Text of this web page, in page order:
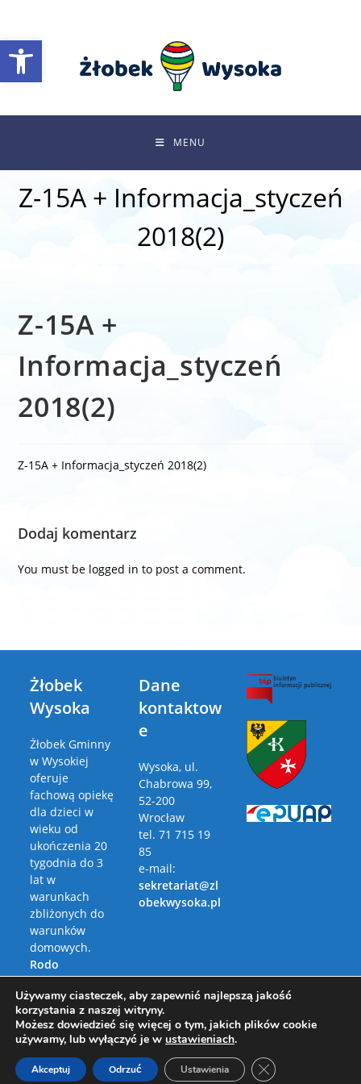
Otwórz pasek narzędzi
content
MENU
Z-15A + Informacja_styczeń
2018(2)
Z-15A +
Informacja_styczeń
2018(2)
Z-15A + Informacja_styczeń 2018(2)
Dodaj komentarz
You must be logged in to post a comment.
Żłobek
Wysoka
Żłobek Gminny
w Wysokiej
oferuje
fachową opiekę
dla dzieci w
wieku od
ukończenia 20
tygodnia do 3
lat w
warunkach
zbliżonych do
warunków
domowych.
Rodo
Polityka
Prywatności
Dane
kontaktow
e
Wysoka, ul.
Chabrowa 99,
52-200
Wrocław
tel. 71 715 19
85
e-mail:
sekretariat@zl
obekwysoka.pl
Copyright 2026 - Żłobek Gminny w Wysokiej
Używamy ciasteczek, aby zapewnić najlepszą jakość
korzystania z naszej witryny.
Możesz dowiedzieć się więcej o tym, jakich plików cookie
używamy, lub wyłączyć je w ustawieniach.
Akceptuj Odrzuć Ustawienia Zamknij panel